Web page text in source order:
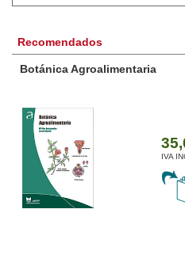
Recomendados
Botánica Agroalimentaria
IVA